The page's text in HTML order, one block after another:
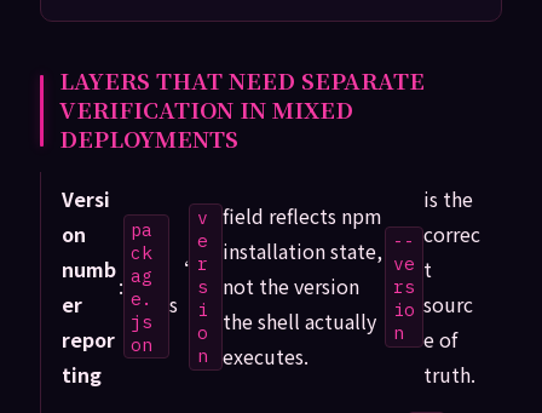
LAYERS THAT NEED SEPARATE
VERIFICATION IN MIXED
DEPLOYMENTS
Versi
on
numb
er
repor
ting
:
pa
ck
ag
e.
js
on
‘
s
v
e
r
s
i
o
n
field reflects npm
installation state,
not the version
the shell actually
executes.
--
ve
rs
io
n
is the
correc
t
sourc
e of
truth.